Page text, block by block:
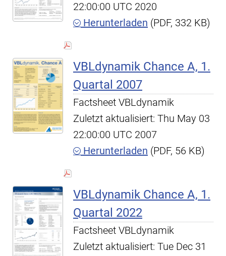
22:00:00 UTC 2020
Herunterladen (PDF, 332 KB)
VBLdynamik Chance A, 1.
Quartal 2007
Factsheet VBLdynamik
Zuletzt aktualisiert: Thu May 03
22:00:00 UTC 2007
Herunterladen (PDF, 56 KB)
VBLdynamik Chance A, 1.
Quartal 2022
Factsheet VBLdynamik
Zuletzt aktualisiert: Tue Dec 31